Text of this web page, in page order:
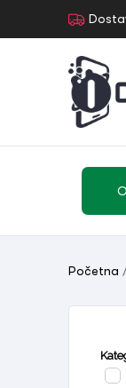
Početna